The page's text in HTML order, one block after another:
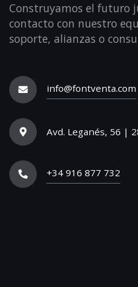
Construyamos el futuro
contacto con nuestro
soporte, alianzas o
info@fontventa.com
Avd. Leganés, 56 |
+34 916 877 732